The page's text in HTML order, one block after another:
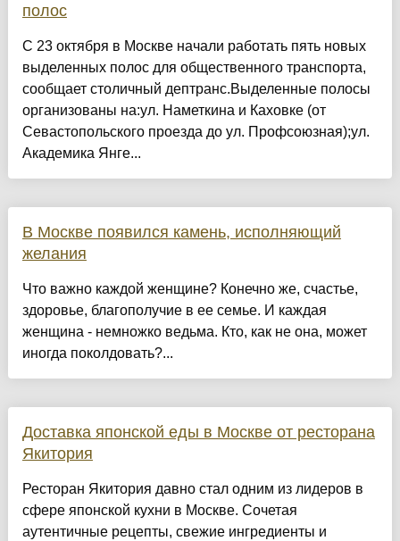
полос
С 23 октября в Москве начали работать пять новых
выделенных полос для общественного транспорта,
сообщает столичный дептранс.Выделенные полосы
организованы на:ул. Наметкина и Каховке (от
Севастопольского проезда до ул. Профсоюзная);ул.
Академика Янге...
В Москве появился камень, исполняющий
желания
Что важно каждой женщине? Конечно же, счастье,
здоровье, благополучие в ее семье. И каждая
женщина - немножко ведьма. Кто, как не она, может
иногда поколдовать?...
Доставка японской еды в Москве от ресторана
Якитория
Ресторан Якитория давно стал одним из лидеров в
сфере японской кухни в Москве. Сочетая
аутентичные рецепты, свежие ингредиенты и